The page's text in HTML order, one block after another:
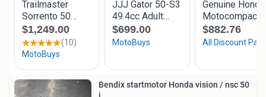
Bendix startmotor Honda vision / nsc 50